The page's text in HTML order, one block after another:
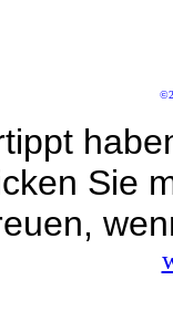
Sie